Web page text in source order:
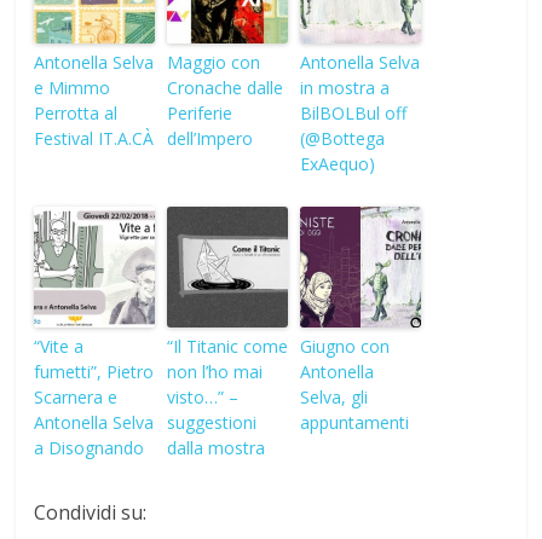
Antonella Selva
e Mimmo
Perrotta al
Festival IT.A.CÀ
Maggio con
Cronache dalle
Periferie
dell’Impero
Antonella Selva
in mostra a
BilBOLBul off
(@Bottega
ExAequo)
“Vite a
fumetti”, Pietro
Scarnera e
Antonella Selva
a Disognando
“Il Titanic come
non l’ho mai
visto…” –
suggestioni
dalla mostra
Giugno con
Antonella
Selva, gli
appuntamenti
Condividi su: